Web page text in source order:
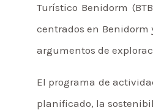
Turístico Benidorm
centrados en
argumentos de
El programa de
planificado, la